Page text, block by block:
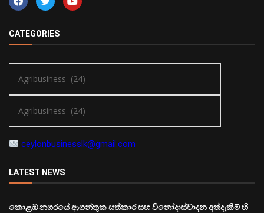
CATEGORIES
ceylonbusinesslk@gmail.com
LATEST NEWS
කොළඹ නගරයේ ආගන්තුක සත්කාර සහ විනෝදාස්වාදන අත්දැකීම් හි